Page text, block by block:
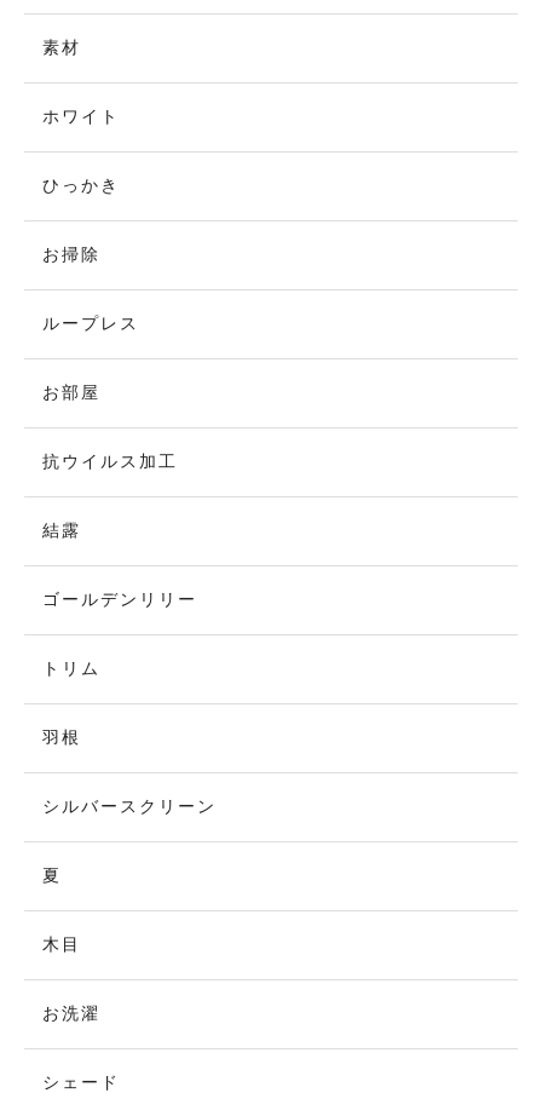
素材
ホワイト
ひっかき
お掃除
ループレス
お部屋
抗ウイルス加工
結露
ゴールデンリリー
トリム
羽根
シルバースクリーン
夏
木目
お洗濯
シェード